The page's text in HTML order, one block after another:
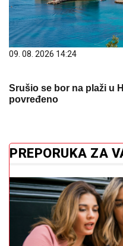
09. 08. 2026 14:24
Srušio se bor na plaži u
povređeno
PREPORUKA ZA